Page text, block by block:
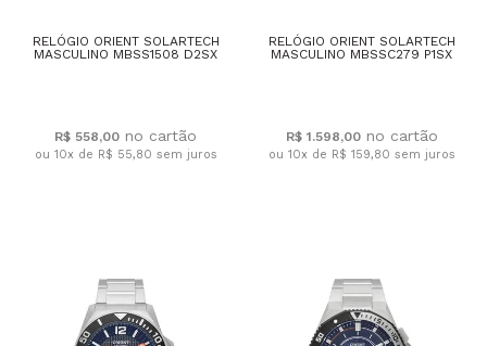
RELÓGIO ORIENT SOLARTECH
MASCULINO MBSS1508 D2SX
R$ 558,00
ou 10x de R$ 55,80 sem juros
RELÓGIO ORIENT SOLARTECH
MASCULINO MBSSC279 P1SX
R$ 1.598,00
ou 10x de R$ 159,80 sem juros